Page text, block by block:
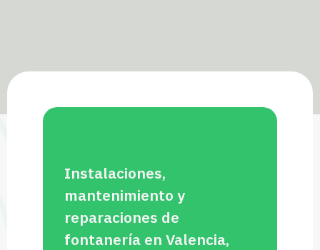
Instalaciones,
mantenimiento y
reparaciones de
fontanería en Valencia,